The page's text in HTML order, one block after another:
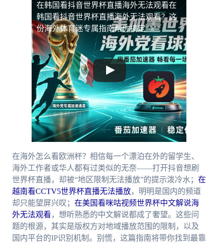
在韩国看抖音世界杯直播海外无法观看在
韩国看抖音世界杯直播海外无法观看？这
份海外体育迷专属指南帮你搞定
在海外怎么看欧洲杯？相信每一个漂泊在外的留学生、
海外工作者或华人都有过类似的无奈——打开抖音想刷
世界杯直播，却被“地区限制无法播放”的提示泼冷水； 在
越南看CCTV5世界杯直播无法播放，明明是国内的频道
却只能望屏兴叹； 在美国看咪咕视频世界杯中文解说海
外无法观看 ，想听熟悉的中文解说都成了奢望。这些问
题的根源，其实是版权方对地域播放范围的限制，以及
国内平台的IP识别机制。别慌，这篇指南将带你找到最靠